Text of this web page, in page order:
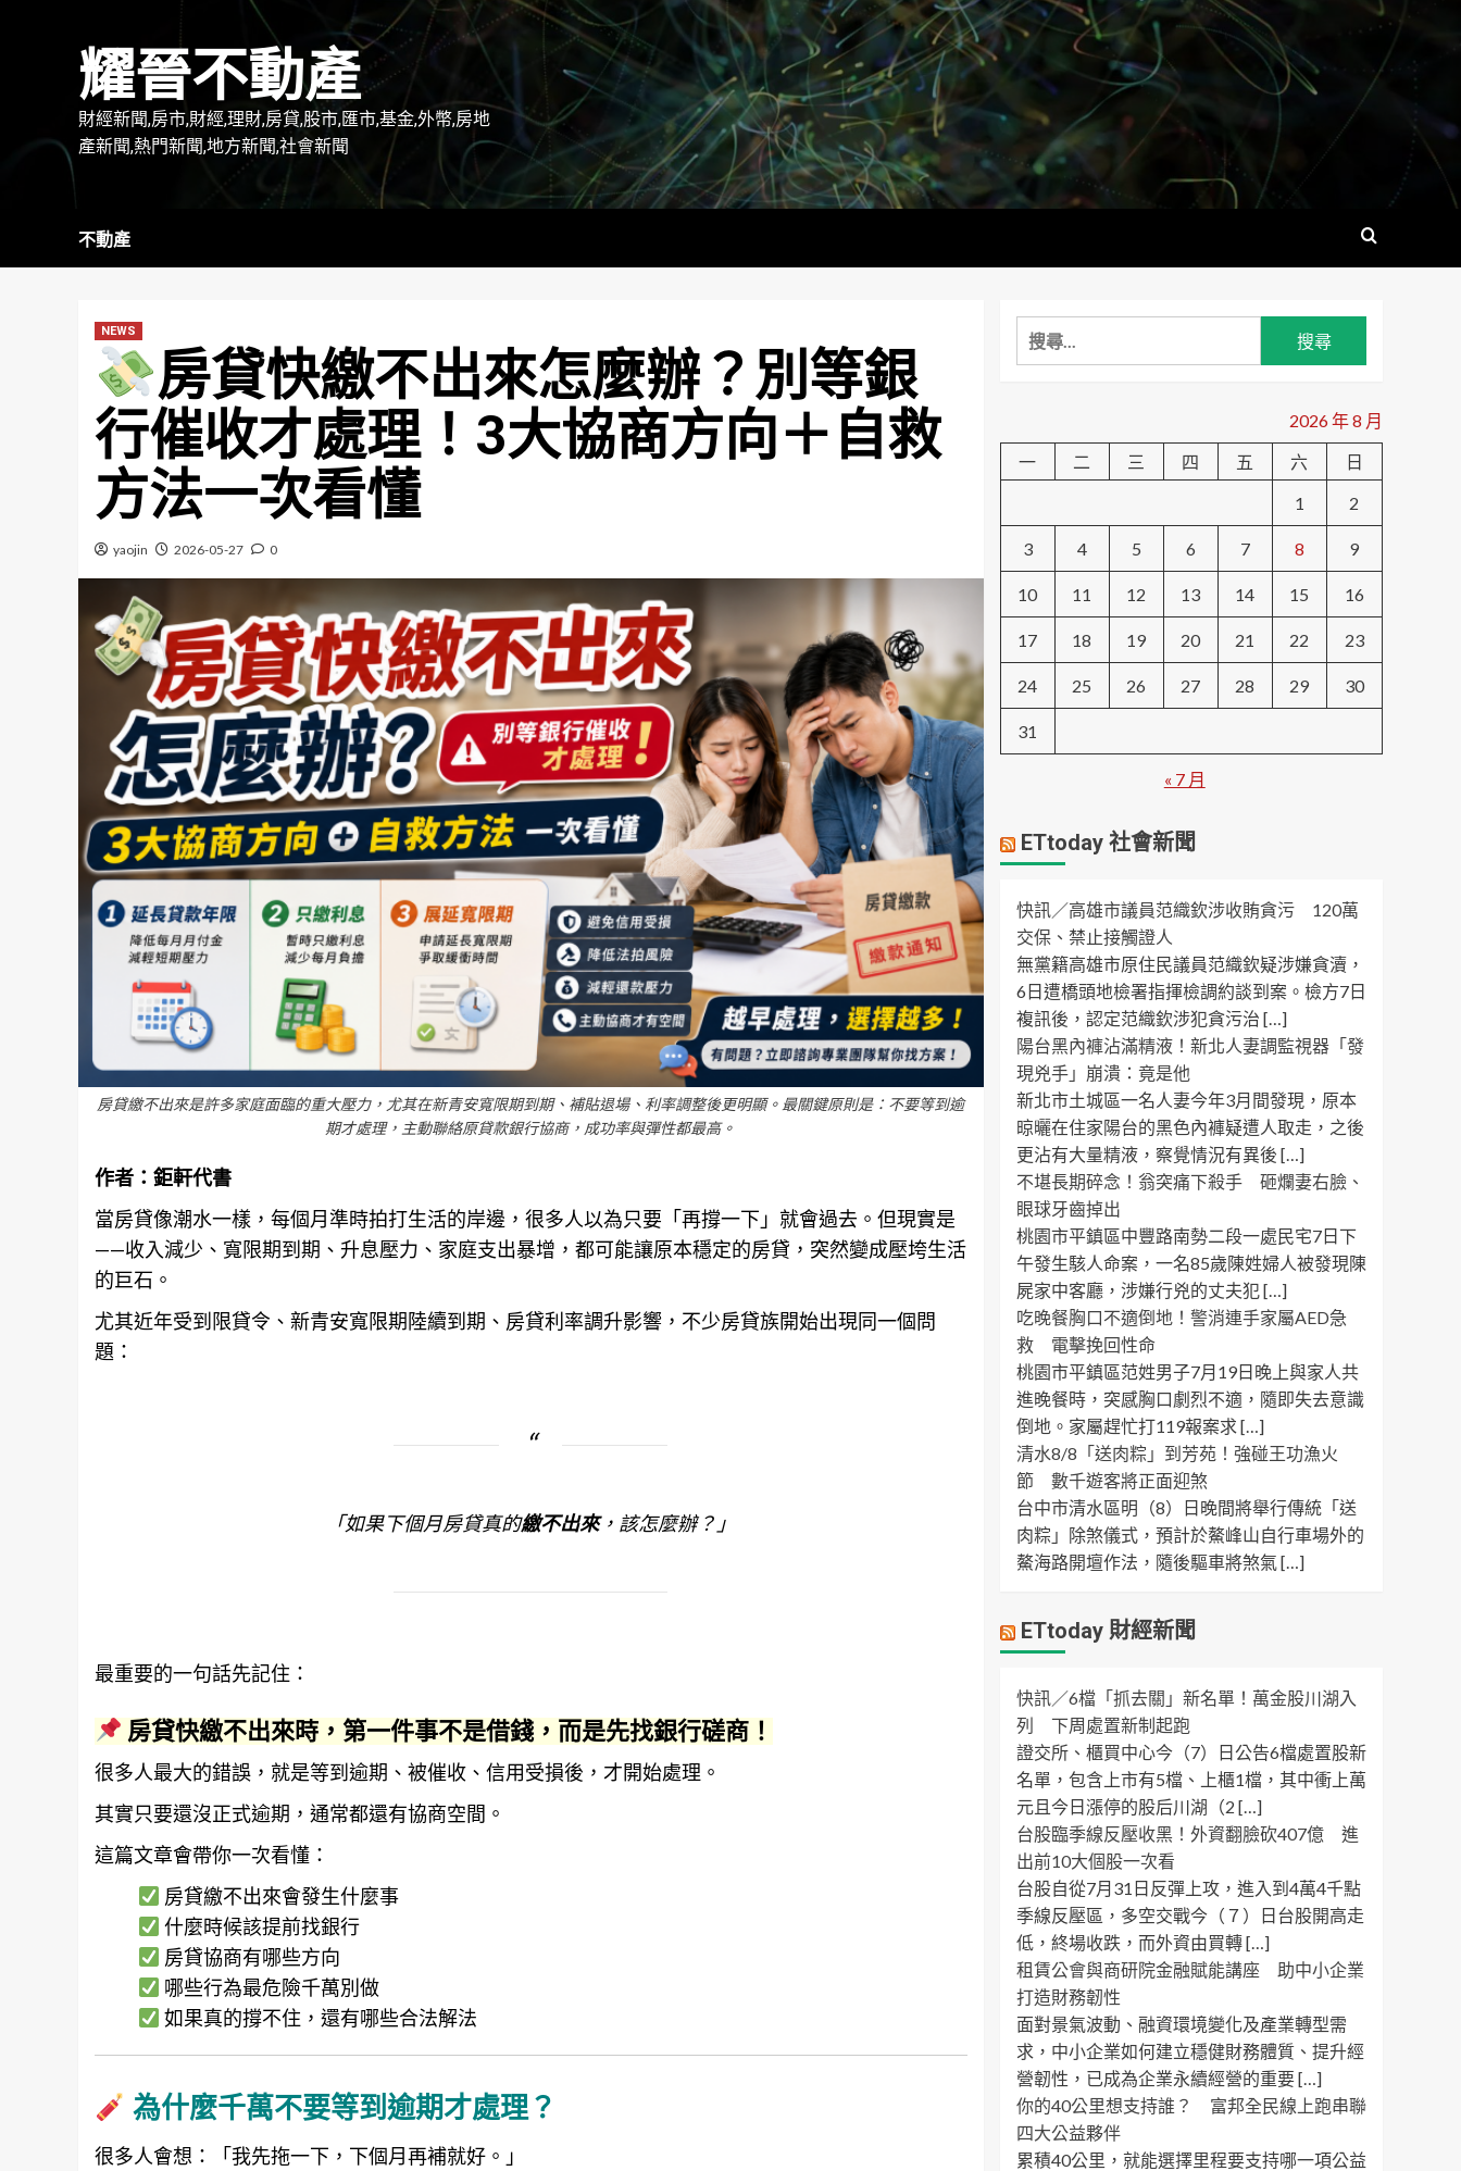
耀晉不動產
財經新聞,房市,財經,理財,房貸,股市,匯市,基金,外幣,房地
產新聞,熱門新聞,地方新聞,社會新聞
不動產
NEWS
房貸快繳不出來怎麼辦？別等銀
行催收才處理！3大協商方向＋自救
方法一次看懂
yaojin 2026-05-27 0
房貸繳不出來是許多家庭面臨的重大壓力，尤其在新青安寬限期到期、補貼退場、利率調整後更明顯。最關鍵原則是：不要等到逾
期才處理，主動聯絡原貸款銀行協商，成功率與彈性都最高。
作者： 鉅軒代書
當房貸像潮水一樣，每個月準時拍打生活的岸邊，很多人以為只要「再撐一下」就會過去。但現實是
——收入減少、寬限期到期、升息壓力、家庭支出暴增，都可能讓原本穩定的房貸，突然變成壓垮生活
的巨石。
尤其近年受到限貸令、新青安寬限期陸續到期、房貸利率調升影響，不少房貸族開始出現同一個問
題：
「如果下個月房貸真的繳不出來，該怎麼辦？」
最重要的一句話先記住：
房貸快繳不出來時，第一件事不是借錢，而是先找銀行磋商！
很多人最大的錯誤，就是等到逾期、被催收、信用受損後，才開始處理。
其實只要還沒正式逾期，通常都還有協商空間。
這篇文章會帶你一次看懂：
房貸繳不出來會發生什麼事
什麼時候該提前找銀行
房貸協商有哪些方向
哪些行為最危險千萬別做
如果真的撐不住，還有哪些合法解法
為什麼千萬不要等到逾期才處理？
很多人會想：
「我先拖一下，下個月再補就好。」
搜
尋
字:
2026 年 8 月
一
二 三 四 五 六
日
1
2
3 4 5 6 7 8 9
10 11 12 13 14 15 16
17 18 19 20 21 22 23
24 25 26 27 28 29 30
31
« 7 月
ETtoday 社會新聞
快訊／高雄市議員范織欽涉收賄貪污 120萬
交保、禁止接觸證人
無黨籍高雄市原住民議員范織欽疑涉嫌貪瀆，
6日遭橋頭地檢署指揮檢調約談到案。檢方7日
複訊後，認定范織欽涉犯貪污治 […]
陽台黑內褲沾滿精液！新北人妻調監視器「發
現兇手」崩潰：竟是他
新北市土城區一名人妻今年3月間發現，原本
晾曬在住家陽台的黑色內褲疑遭人取走，之後
更沾有大量精液，察覺情況有異後 […]
不堪長期碎念！翁突痛下殺手 砸爛妻右臉、
眼球牙齒掉出
桃園市平鎮區中豐路南勢二段一處民宅7日下
午發生駭人命案，一名85歲陳姓婦人被發現陳
屍家中客廳，涉嫌行兇的丈夫犯 […]
吃晚餐胸口不適倒地！警消連手家屬AED急
救 電擊挽回性命
桃園市平鎮區范姓男子7月19日晚上與家人共
進晚餐時，突感胸口劇烈不適，隨即失去意識
倒地。家屬趕忙打119報案求 […]
清水8/8「送肉粽」到芳苑！強碰王功漁火
節 數千遊客將正面迎煞
台中市清水區明（8）日晚間將舉行傳統「送
肉粽」除煞儀式，預計於鰲峰山自行車場外的
鰲海路開壇作法，隨後驅車將煞氣 […]
ETtoday 財經新聞
快訊／6檔「抓去關」新名單！萬金股川湖入
列 下周處置新制起跑
證交所、櫃買中心今（7）日公告6檔處置股新
名單，包含上市有5檔、上櫃1檔，其中衝上萬
元且今日漲停的股后川湖（2 […]
台股臨季線反壓收黑！外資翻臉砍407億 進
出前10大個股一次看
台股自從7月31日反彈上攻，進入到4萬4千點
季線反壓區，多空交戰今（７）日台股開高走
低，終場收跌，而外資由買轉 […]
租賃公會與商研院金融賦能講座 助中小企業
打造財務韌性
面對景氣波動、融資環境變化及產業轉型需
求，中小企業如何建立穩健財務體質、提升經
營韌性，已成為企業永續經營的重要 […]
你的40公里想支持誰？ 富邦全民線上跑串聯
四大公益夥伴
累積40公里，就能選擇里程要支持哪一項公益